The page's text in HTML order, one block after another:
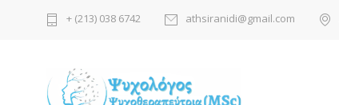
+ (213) 038 6742 athsiranidi@gmail.com